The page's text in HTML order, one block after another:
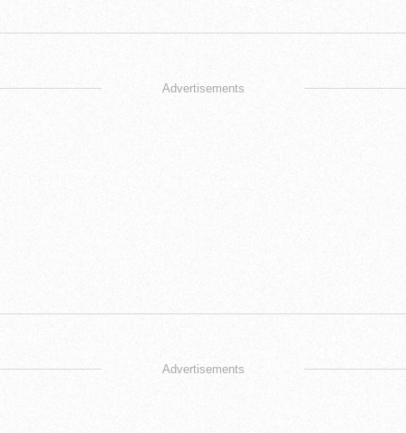
Advertisements
Advertisements